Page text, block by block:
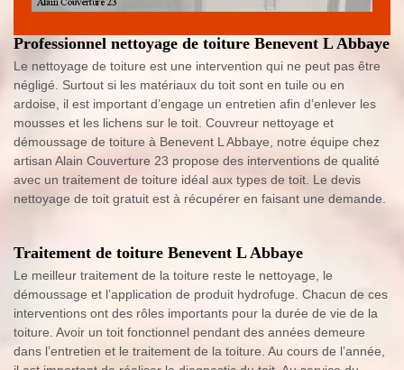
Professionnel nettoyage de toiture Benevent L Abbaye
Le nettoyage de toiture est une intervention qui ne peut pas être
négligé. Surtout si les matériaux du toit sont en tuile ou en
ardoise, il est important d’engage un entretien afin d’enlever les
mousses et les lichens sur le toit. Couvreur nettoyage et
démoussage de toiture à Benevent L Abbaye, notre équipe chez
artisan Alain Couverture 23 propose des interventions de qualité
avec un traitement de toiture idéal aux types de toit. Le devis
nettoyage de toit gratuit est à récupérer en faisant une demande.
Traitement de toiture Benevent L Abbaye
Le meilleur traitement de la toiture reste le nettoyage, le
démoussage et l’application de produit hydrofuge. Chacun de ces
interventions ont des rôles importants pour la durée de vie de la
toiture. Avoir un toit fonctionnel pendant des années demeure
dans l’entretien et le traitement de la toiture. Au cours de l’année,